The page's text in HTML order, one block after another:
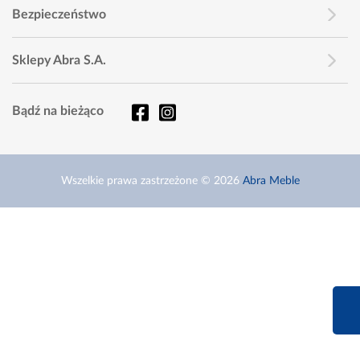
Bezpieczeństwo
Sklepy Abra S.A.
Bądź na bieżąco
Wszelkie prawa zastrzeżone © 2026 Abra Meble